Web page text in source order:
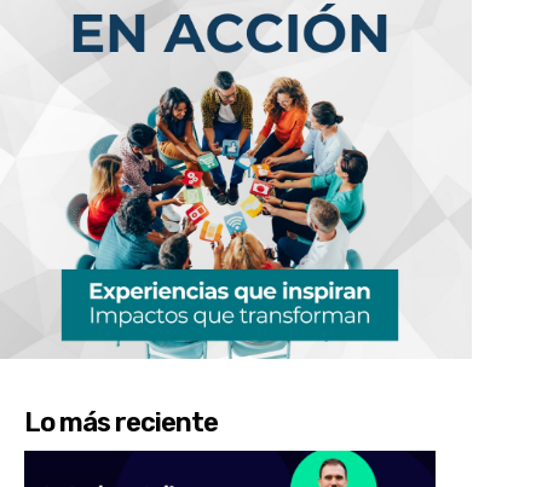
Lo más reciente